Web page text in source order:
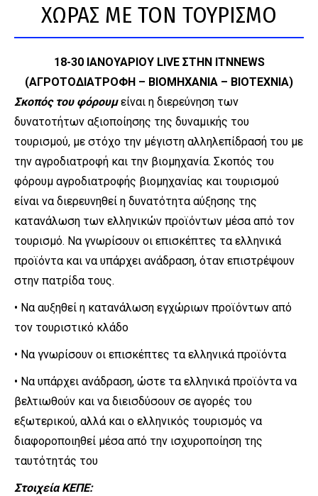
ΧΩΡΑΣ ΜΕ ΤΟΝ ΤΟΥΡΙΣΜΟ
18-30 ΙΑΝΟΥΑΡΙΟΥ LIVE ΣΤΗΝ ITNNEWS
(ΑΓΡΟΤΟΔΙΑΤΡΟΦΗ – ΒΙΟΜΗΧΑΝΙΑ – ΒΙΟΤΕΧΝΙΑ)
Σκοπός του φόρουμείναι η διερεύνηση των
δυνατοτήτων αξιοποίησης της δυναμικής του
τουρισμού, με στόχο την μέγιστη αλληλεπίδρασή του με
την αγροδιατροφή και την βιομηχανία. Σκοπός του
φόρουμ αγροδιατροφής βιομηχανίας και τουρισμού
είναι να διερευνηθεί η δυνατότητα αύξησης της
κατανάλωση των ελληνικών προϊόντων μέσα από τον
τουρισμό. Να γνωρίσουν οι επισκέπτες τα ελληνικά
προϊόντα και να υπάρχει ανάδραση, όταν επιστρέψουν
στην πατρίδα τους.
• Να αυξηθεί η κατανάλωση εγχώριων προϊόντων από
τον τουριστικό κλάδο
• Να γνωρίσουν οι επισκέπτες τα ελληνικά προϊόντα
• Να υπάρχει ανάδραση, ώστε τα ελληνικά προϊόντα να
βελτιωθούν και να διεισδύσουν σε αγορές του
εξωτερικού, αλλά και ο ελληνικός τουρισμός να
διαφοροποιηθεί μέσα από την ισχυροποίηση της
ταυτότητάς του
Στοιχεία ΚΕΠΕ: